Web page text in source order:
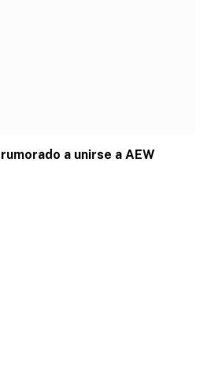
a unirse a AEW